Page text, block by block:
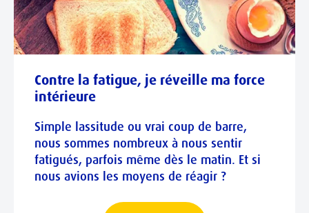
Contre la fatigue, je réveille ma force
intérieure
Simple lassitude ou vrai coup de barre,
nous sommes nombreux à nous sentir
fatigués, parfois même dès le matin. Et si
nous avions les moyens de réagir ?